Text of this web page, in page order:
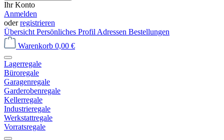
Ihr Konto
Anmelden
oderregistrieren
Übersicht Persönliches Profil Adressen Bestellungen
Warenkorb 0,00 €
Lagerregale
Büroregale
Garagenregale
Garderobenregale
Kellerregale
Industrieregale
Werkstattregale
Vorratsregale